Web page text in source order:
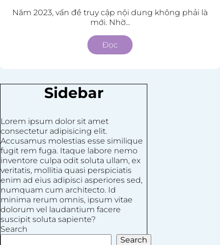
Năm 2023, vấn đề truy cập nội dung không phải là
mới. Nhờ...
Đọc
Sidebar
Lorem ipsum dolor sit amet
consectetur adipisicing elit.
Accusamus molestias esse similique
fugit rem fuga. Itaque labore nemo
inventore culpa odit soluta ullam, ex
veritatis, mollitia quasi perspiciatis
enim ad eius adipisci asperiores sed,
numquam cum architecto. Id
minima rerum omnis, ipsum vitae
dolorum vel laudantium facere
suscipit soluta sapiente?
Search
Search